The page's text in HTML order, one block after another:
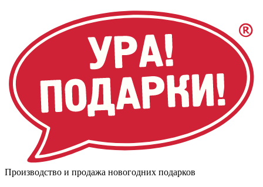
Производство и продажа новогодних подарков